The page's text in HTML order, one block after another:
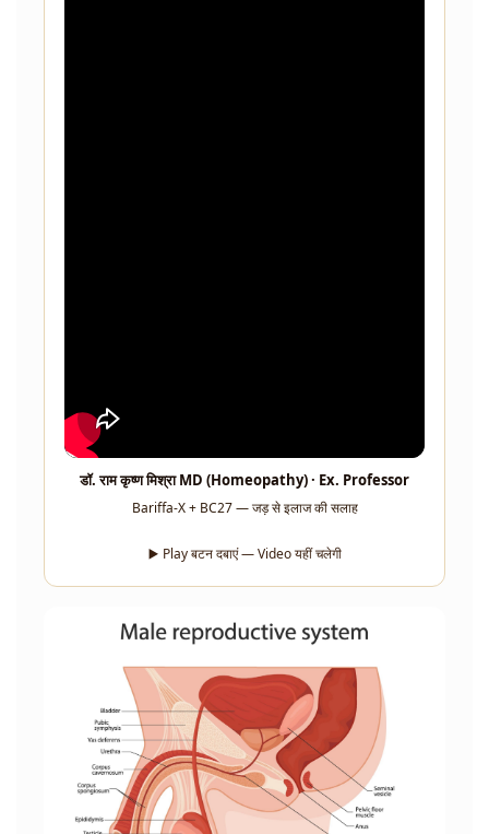
डॉ. राम कृष्ण मिश्रा MD (Homeopathy) · Ex. Professor
Bariffa-X + BC27 — जड़ से इलाज की सलाह
▶️ Play बटन दबाएं — Video यहीं चलेगी